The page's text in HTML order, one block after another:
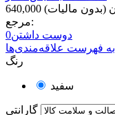
(بدون مالیات)
مرجع:
دوست داشتن0
به فهرست علاقه‌مندی‌ها
رنگ
سفید
گارانتی